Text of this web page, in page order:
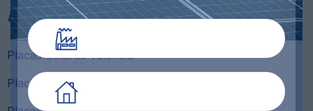
Placas Solares Valencia
Placas Solares Castellón